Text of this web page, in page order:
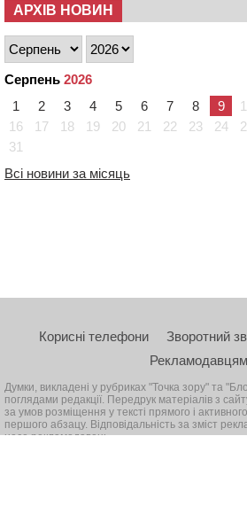
АРХІВ НОВИН
Серпень 2026
1
2 3 4 5 6 7 8 9
16
17 18 19 20 21 22 23 24
31
Всі новини за місяць
Корисні телефони Зворотний
Рекламодавцям
Думки, викладені у рубриках "Точка зору" та
поглядами редакції. Передрук матеріалів з
за умов розміщення у тексті прямого і
першого абзацу. Відповідальність за зміст
несе рекламодавець